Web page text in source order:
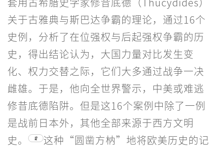
关于古雅典与斯巴达争霸的理论，通过16个
史例，分析了在位强权与后起强权争霸的历
史，得出结论认为，大国力量对比发生变
化、权力交替之际，它们大多通过战争一决
雌雄。于是，他向全世界警示，中美或难逃
修昔底德陷阱。但是这16个案例中除了一例
是战前日本外，其他全部来源于西方文明
史。
12
这种“圆凿方枘”地将欧美历史的记